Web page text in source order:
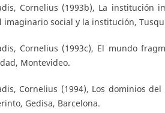
Cornelius (1993b), La institución
imaginario social y la institución,
Cornelius (1993c), El mundo
Montevideo.
Cornelius (1994), Los dominios
Gedisa, Barcelona.